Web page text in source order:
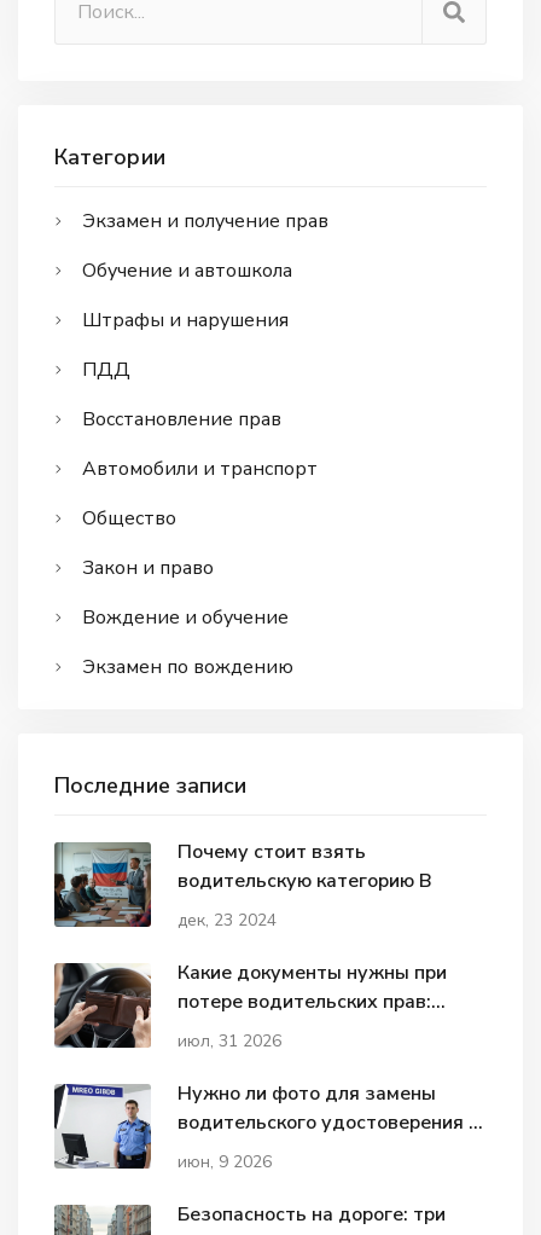
Категории
Экзамен и получение прав
Обучение и автошкола
Штрафы и нарушения
ПДД
Восстановление прав
Автомобили и транспорт
Общество
Закон и право
Вождение и обучение
Экзамен по вождению
Последние записи
Почему стоит взять
водительскую категорию В
дек, 23 2024
Какие документы нужны при
потере водительских прав:
полный список и инструкция по
июл, 31 2026
Нужно ли фото для замены
водительского удостоверения в
2026 году: правила и нюансы
июн, 9 2026
Безопасность на дороге: три